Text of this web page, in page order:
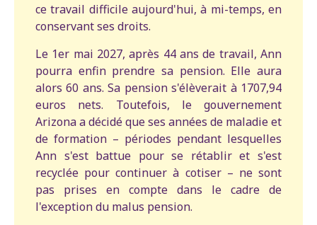
ce travail difficile aujourd'hui, à mi-temps, en
conservant ses droits.
Le 1er mai 2027, après 44 ans de travail, Ann
pourra enfin prendre sa pension. Elle aura
alors 60 ans. Sa pension s'élèverait à 1707,94
euros nets. Toutefois, le gouvernement
Arizona a décidé que ses années de maladie et
de formation – périodes pendant lesquelles
Ann s'est battue pour se rétablir et s'est
recyclée pour continuer à cotiser – ne sont
pas prises en compte dans le cadre de
l'exception du malus pension.